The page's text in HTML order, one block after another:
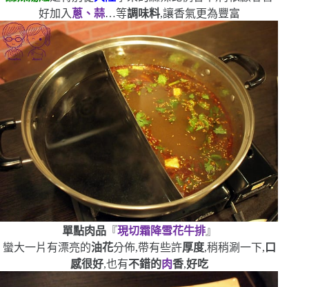
好加入 蔥、蒜…等調味料,讓香氣更為豐富
單點肉品『現切霜降雪花牛排』
蠻大一片 有漂亮的油花分佈,帶有些許厚度,稍稍涮一下, 口
感很好,也有不錯的肉香,好吃